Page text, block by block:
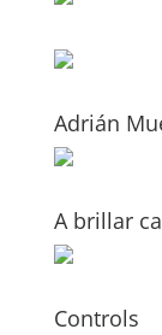
Adrián
A brillar
Controls